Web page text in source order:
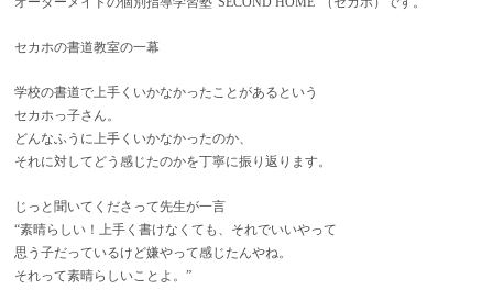
セカホの書道教室の一幕
学校の書道で上手くいかなかったことがあるという
セカホっ子さん。
どんなふうに上手くいかなかったのか、
それに対してどう感じたのかを丁寧に振り返ります。
じっと聞いてくださって先生が一言
“素晴らしい！上手く書けなくても、それでいいやって
思う子だっているけど嫌やって感じたんやね。
それって素晴らしいことよ。”